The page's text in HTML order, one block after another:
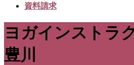
資料請求
ヨガインストラ
豊川